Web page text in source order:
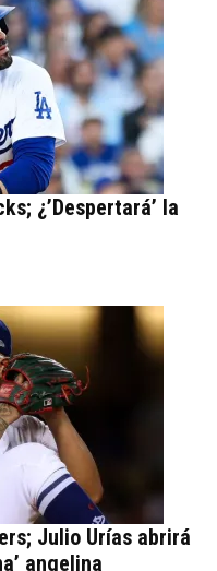
¿’Despertará’ la
Julio Urías abrirá
angelina